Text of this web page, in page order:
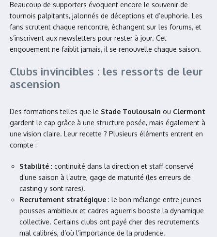
Beaucoup de supporters évoquent encore le souvenir de
tournois palpitants, jalonnés de déceptions et d’euphorie. Les
fans scrutent chaque rencontre, échangent sur les forums, et
s’inscrivent aux newsletters pour rester à jour. Cet
engouement ne faiblit jamais, il se renouvelle chaque saison.
Clubs invincibles : les ressorts de leur
ascension
Des formations telles que le Stade Toulousain ou Clermont
gardent le cap grâce à une structure posée, mais également à
une vision claire. Leur recette ? Plusieurs éléments entrent en
compte :
Stabilité : continuité dans la direction et staff conservé
d’une saison à l’autre, gage de maturité (les erreurs de
casting y sont rares).
Recrutement stratégique : le bon mélange entre jeunes
pousses ambitieux et cadres aguerris booste la dynamique
collective. Certains clubs ont payé cher des recrutements
mal calibrés, d’où l’importance de la prudence.